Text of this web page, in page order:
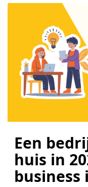
Een
huis in
business